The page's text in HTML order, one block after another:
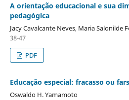
A orientação educacional e sua
pedagógica
Jacy Cavalcante Neves, Maria Salonilde
38-47
PDF
Educação especial: fracasso ou
Oswaldo H. Yamamoto